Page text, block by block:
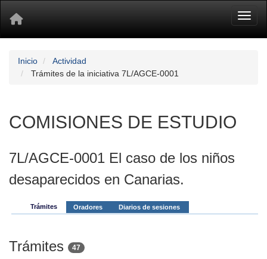
Inicio
Actividad
Trámites de la iniciativa 7L/AGCE-0001
COMISIONES DE ESTUDIO
7L/AGCE-0001 El caso de los niños
desaparecidos en Canarias.
Trámites Oradores Diarios de sesiones
Trámites 47